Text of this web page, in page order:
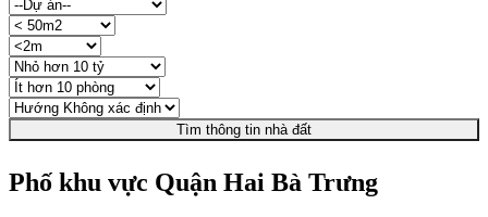
Tìm thông tin nhà đất
Phố khu vực Quận Hai Bà Trưng